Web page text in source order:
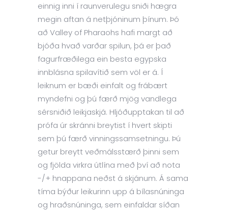
einnig inni í raunverulegu sniði hægra
megin aftan á netþjóninum þínum. Þó
að Valley of Pharaohs hafi margt að
bjóða hvað varðar spilun, þá er það
fagurfræðilega ein besta egypska
innblásna spilavítið sem völ er á. Í
leiknum er bæði einfalt og frábært
myndefni og þú færð mjög vandlega
sérsniðið leikjaskjá. Hljóðupptakan til að
prófa úr skránni breytist í hvert skipti
sem þú færð vinningssamsetningu. Þú
getur breytt veðmálsstærð þinni sem
og fjölda virkra útlína með því að nota
-/+ hnappana neðst á skjánum. Á sama
tíma býður leikurinn upp á bílasnúninga
og hraðsnúninga, sem einfaldar síðan